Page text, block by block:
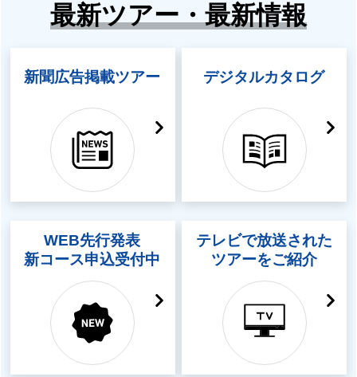
最新ツアー・最新情報
新聞広告掲載ツアー デジタルカタログ
WEB先行発表
新コース申込受付中
テレビで放送された
ツアーをご紹介